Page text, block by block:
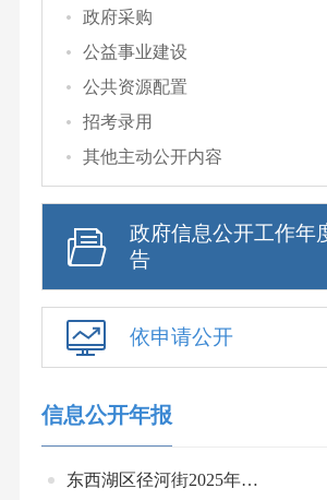
政府采购
公益事业建设
公共资源配置
招考录用
其他主动公开内容
政府信息公开工作年
告
依申请公开
信息公开年报
东西湖区径河街2025年政府信息公开工作年度报告